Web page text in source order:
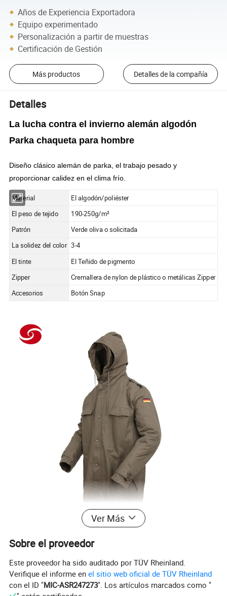
Años de Experiencia Exportadora
Equipo experimentado
Personalización a partir de muestras
Certificación de Gestión
Más productos Detalles de la compañía
Detalles
La lucha contra el invierno alemán algodón
Parka chaqueta para hombre
Diseño clásico alemán de parka, el trabajo pesado y
proporcionar calidez en el clima frío.
Material El algodón/poliéster
El peso de tejido 190-250g/m²
Patrón
Verde oliva o solicitada
La solidez del color 3-4
El tinte
El Teñido de pigmento
Zipper
Cremallera de nylon de plástico o metálicas Zipper
Accesorios Botón Snap
Ver Más
Sobre el proveedor
Este proveedor ha sido auditado por TÜV Rheinland.
Verifique el informe enel sitio web oficial de TÜV Rheinland
con el ID "MIC-ASR247273". Los artículos marcados como "